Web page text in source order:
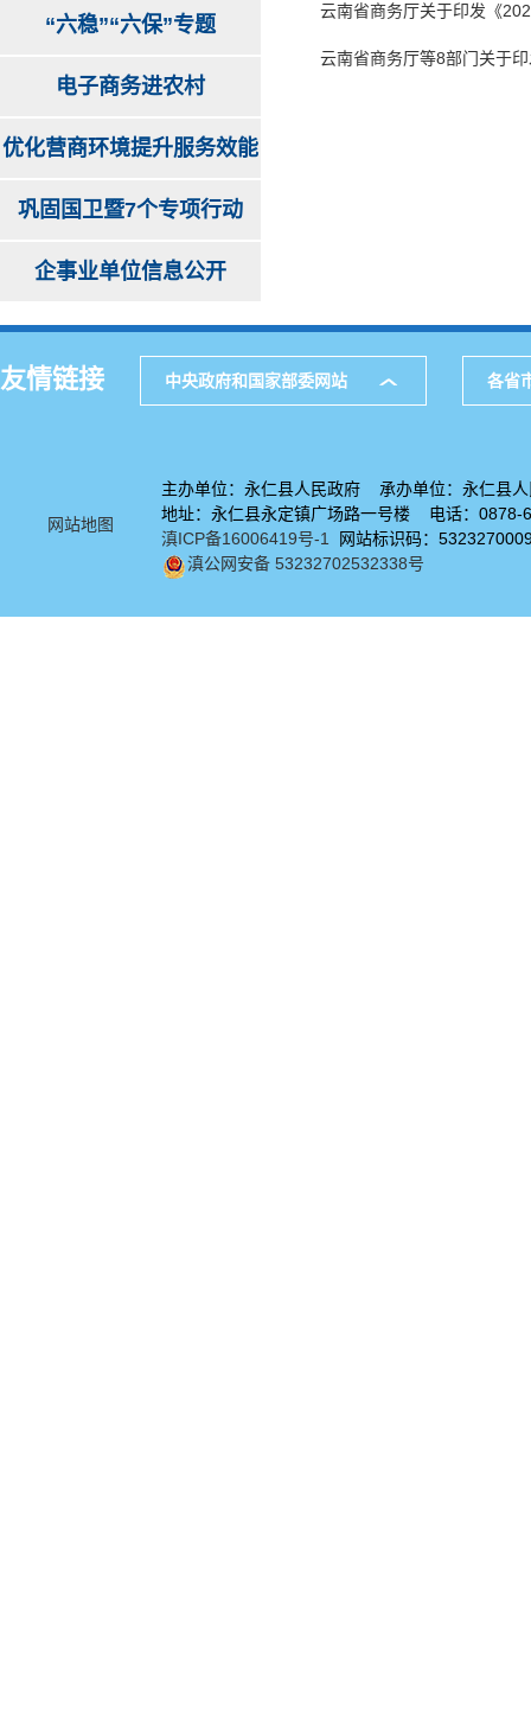
“六稳”“六保”专题
电子商务进农村
优化营商环境提升服务效能
巩固国卫暨7个专项行动
企事业单位信息公开
云南省商务厅关于印发《
云南省商务厅等8部门关于
友情链接 中央政府和国家部委网站 各省
网站地图
主办单位：永仁县人民政府 承办单位：永仁县人
地址：永仁县永定镇广场路一号楼 电话：0878-
滇ICP备16006419号-1
网站标识码：
滇公网安备 53232702532338号